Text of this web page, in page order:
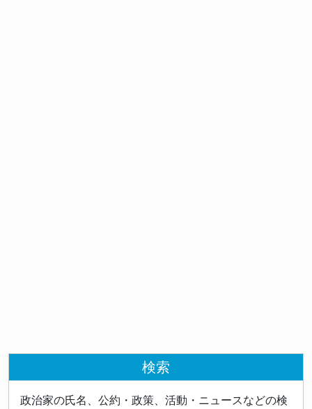
検索
政治家の氏名、公約・政策、活動・ニュースなどの検